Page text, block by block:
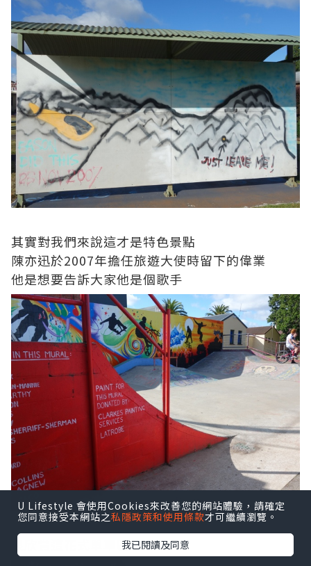
其實對我們來說這才是特色景點
陳亦迅於2007年擔任旅遊大使時留下的偉業
他是想要告訴大家他是個歌手
很欣賞這花式單車區
U Lifestyle 會使用Cookies來改善您的網站體驗，請確定
您同意接受本網站之私隱政策和使用條款才可繼續瀏覽。
我已閱讀及同意